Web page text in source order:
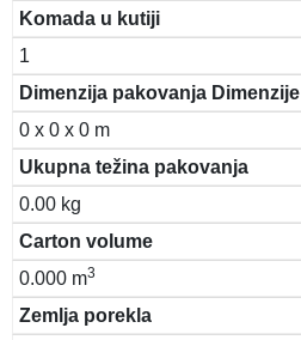
Komada u kutiji
1
Dimenzija pakovanja Dimenzije
0 x 0 x 0 m
Ukupna težina pakovanja
0.00 kg
Carton volume
0.000 m3
Zemlja porekla